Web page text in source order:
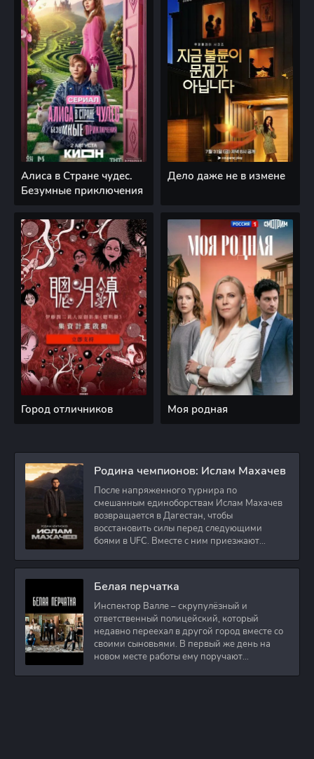
Алиса в Стране чудес.
Безумные приключения
Дело даже не в измене
Город отличников Моя родная
Родина чемпионов: Ислам Махачев
После напряженного турнира по
смешанным единоборствам Ислам Махачев
возвращается в Дагестан, чтобы
восстановить силы перед следующими
боями в UFC. Вместе с ним приезжают
Белая перчатка
Инспектор Валле – скрупулёзный и
ответственный полицейский, который
недавно переехал в другой город вместе со
своими сыновьями. В первый же день на
новом месте работы ему поручают